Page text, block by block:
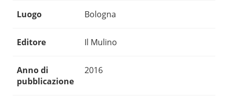
Luogo Bologna
Editore Il Mulino
Anno di
pubblicazione
2016